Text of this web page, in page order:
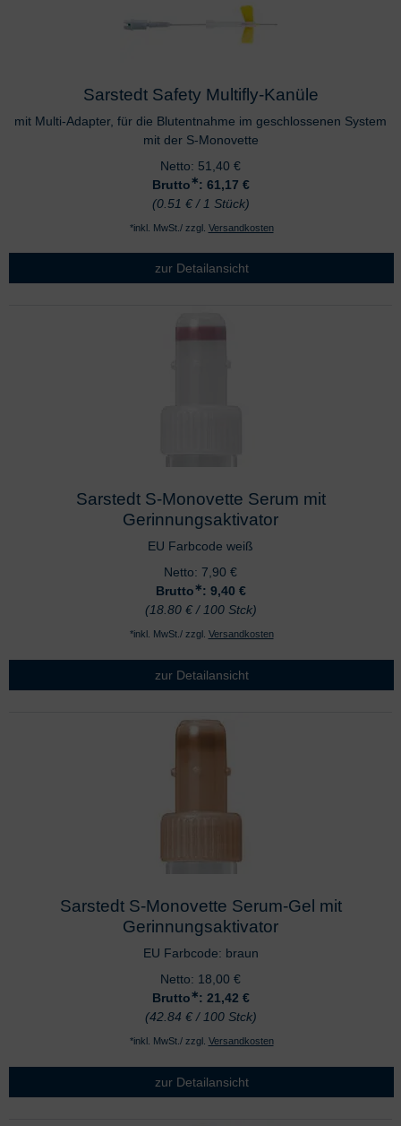
Sarstedt Safety Multifly-Kanüle
mit Multi-Adapter, für die Blutentnahme im geschlossenen System
mit der S-Monovette
Netto: 51,40 €
Brutto∗: 61,17 €
(0.51 € / 1 Stück)
*inkl. MwSt./ zzgl. Versandkosten
zur Detailansicht
Sarstedt S-Monovette Serum mit
Gerinnungsaktivator
EU Farbcode weiß
Netto: 7,90 €
Brutto∗: 9,40 €
(18.80 € / 100 Stck)
*inkl. MwSt./ zzgl. Versandkosten
zur Detailansicht
Sarstedt S-Monovette Serum-Gel mit
Gerinnungsaktivator
EU Farbcode: braun
Netto: 18,00 €
Brutto∗: 21,42 €
(42.84 € / 100 Stck)
*inkl. MwSt./ zzgl. Versandkosten
zur Detailansicht